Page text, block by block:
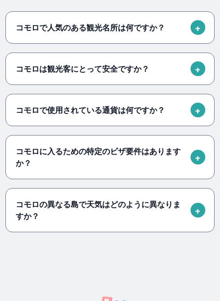
コモロで人気のある観光名所は何ですか？
コモロは観光客にとって安全ですか？
コモロで使用されている通貨は何ですか？
コモロに入るための特定のビザ要件はあります
か？
コモロの異なる島で天気はどのように異なりま
すか？